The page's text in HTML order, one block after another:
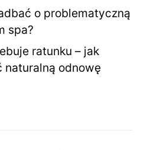
o problematyczną
spa?
ratunku – jak
naturalną odnowę